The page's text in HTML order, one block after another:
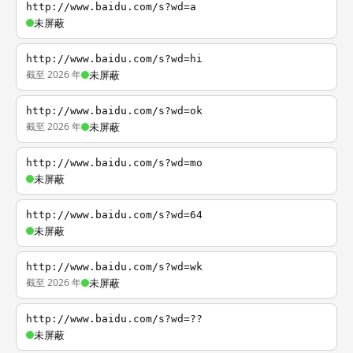
http://www.baidu.com/s?wd=a
未屏蔽
http://www.baidu.com/s?wd=hi
截至 2026 年 未屏蔽
http://www.baidu.com/s?wd=ok
截至 2026 年 未屏蔽
http://www.baidu.com/s?wd=mo
未屏蔽
http://www.baidu.com/s?wd=64
未屏蔽
http://www.baidu.com/s?wd=wk
截至 2026 年 未屏蔽
http://www.baidu.com/s?wd=??
未屏蔽